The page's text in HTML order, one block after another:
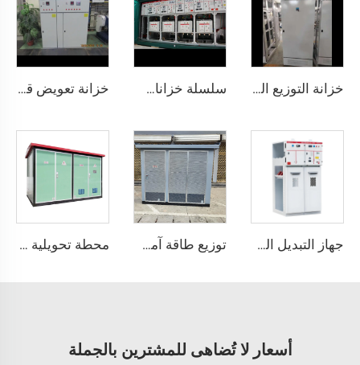
خزانة التوزيع الكهربائي منخفضة الجهد من نوع GGD سلسلة خزانات التوزيع XGN15 خزانة تعويض قوة تفاعلية منخفضة الجهد
جهاز التبديل المعدني المحاط XGN15 توزيع طاقة آمن وموثوق محطة تحويلية بنمط أوروبي
أسعار لا تُضاهى للمشترين بالجملة